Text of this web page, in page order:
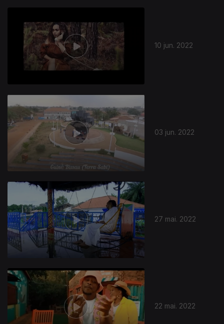
10 jun. 2022
03 jun. 2022
27 mai. 2022
22 mai. 2022